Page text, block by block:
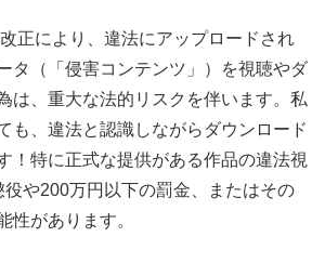
正により、違法にアップロードされ
タ（「侵害コンテンツ」）を視聴やダ
は、重大な法的リスクを伴います。私
も、違法と認識しながらダウンロード
！特に正式な提供がある作品の違法視
や200万円以下の罰金、またはその
性があります。